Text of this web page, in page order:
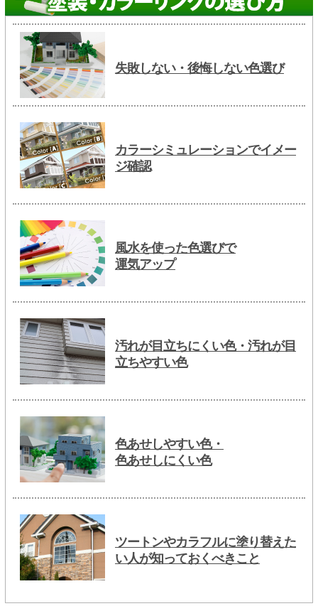
失敗しない・後悔しない色選び
カラーシミュレーションでイメー
ジ確認
風水を使った色選びで
運気アップ
汚れが目立ちにくい色・汚れが目
立ちやすい色
色あせしやすい色・
色あせしにくい色
ツートンやカラフルに塗り替えた
い人が知っておくべきこと